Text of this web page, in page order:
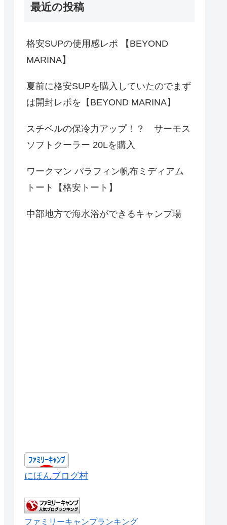
最近の投稿
格安SUPの使用感レポ 【BEYOND
MARINA】
夏前に格安SUPを購入していたのでまず
は開封レポを【BEYOND MARINA】
スチベルの保冷力アップ！？ サーモス
ソフトクーラー 20Lを購入
ワークマン パラフィン帆布ミディアム
トート【格安トート】
中部地方で海水浴ができるキャンプ場
にほんブログ村
ファミリーキャンプランキング